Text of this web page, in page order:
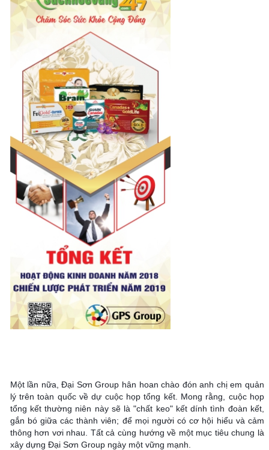
Một lần nữa, Đại Sơn Group hân hoan chào đón anh chị em quản
lý trên toàn quốc về dự cuộc họp tổng kết. Mong rằng, cuộc họp
tổng kết thường niên này sẽ là "chất keo" kết dính tình đoàn kết,
gắn bó giữa các thành viên; để mọi người có cơ hội hiểu và cảm
thông hơn vơi nhau. Tất cả cùng hướng về một mục tiêu chung là
xây dựng Đại Sơn Group ngày một vững mạnh.